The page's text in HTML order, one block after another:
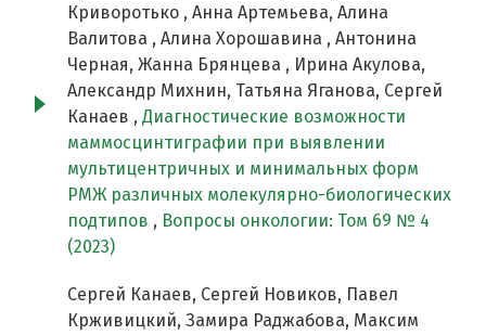
Криворотько , Анна Артемьева, Алина
Валитова , Алина Хорошавина , Антонина
Черная, Жанна Брянцева , Ирина Акулова,
Александр Михнин, Татьяна Яганова, Сергей
Канаев , Диагностические возможности
маммосцинтиграфии при выявлении
мультицентричных и минимальных форм
РМЖ различных молекулярно-биологических
подтипов , Вопросы онкологии: Том 69 № 4
(2023)
Сергей Канаев, Сергей Новиков, Павел
Крживицкий, Замира Раджабова, Максим